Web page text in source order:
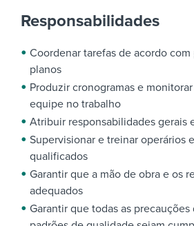
Responsabilidades
Coordenar tarefas de acordo
planos
Produzir cronogramas e
equipe no trabalho
Atribuir responsabilidades gerais
Supervisionar e treinar operários
qualificados
Garantir que a mão de obra e os
adequados
Garantir que todas as